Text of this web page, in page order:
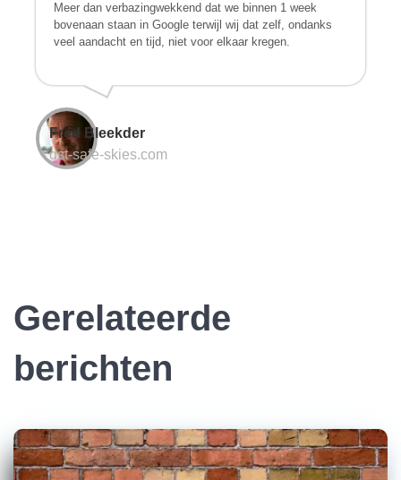
Meer dan verbazingwekkend dat we binnen 1 week
bovenaan staan in Google terwijl wij dat zelf, ondanks
veel aandacht en tijd, niet voor elkaar kregen.
Fred Bleekder
qst-safe-skies.com
Gerelateerde
berichten